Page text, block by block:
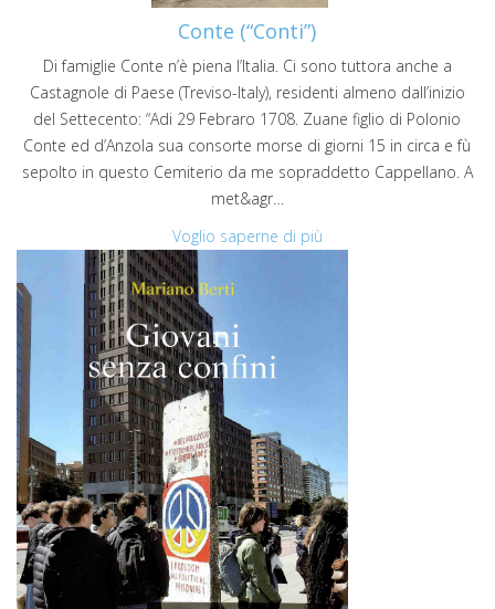
Conte (“Conti”)
Di famiglie Conte n’è piena l’Italia. Ci sono tuttora anche a
Castagnole di Paese (Treviso-Italy), residenti almeno dall’inizio
del Settecento: “Adi 29 Febraro 1708. Zuane figlio di Polonio
Conte ed d’Anzola sua consorte morse di giorni 15 in circa e fù
sepolto in questo Cemiterio da me sopraddetto Cappellano. A
met&agr…
Voglio saperne di più